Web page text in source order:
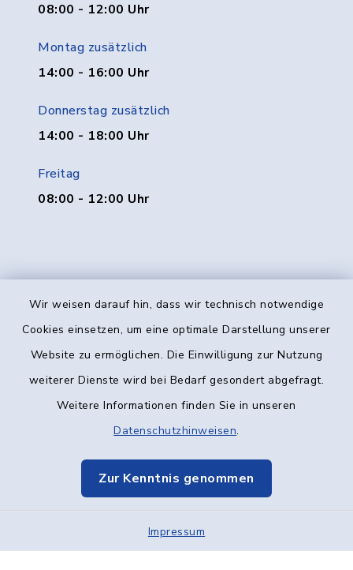
Wir weisen darauf hin, dass wir technisch notwendige
Cookies einsetzen, um eine optimale Darstellung unserer
Website zu ermöglichen. Die Einwilligung zur Nutzung
weiterer Dienste wird bei Bedarf gesondert abgefragt.
Weitere Informationen finden Sie in unseren
Datenschutzhinweisen.
Zur Kenntnis genommen
Impressum
08:00 - 12:00 Uhr
Montag zusätzlich
14:00 - 16:00 Uhr
Donnerstag zusätzlich
14:00 - 18:00 Uhr
Freitag
08:00 - 12:00 Uhr
Kontakt
Datenschutz
Elektronische Kommunikation
Sitemap